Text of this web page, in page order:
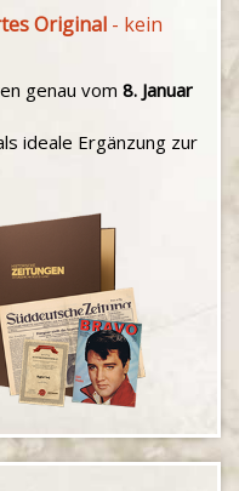
Original - kein
genau vom 8. Januar
ideale Ergänzung zur